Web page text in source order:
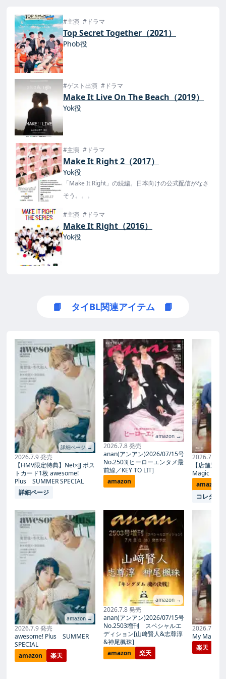
#主演 #ドラマ
Top Secret Together（2021）
Phob役
#ゲスト出演 #ドラマ
Make It Live On The Beach（2019）
Yok役
#主演 #ドラマ
Make It Right 2（2017）
Yok役
「Make It Right」の続編。日本向けの公式配信がなさ
そう。。。
#主演 #ドラマ
Make It Right（2016）
Yok役
📙 タイBL関連アイテム 📙
詳細ページ →
2026.7.9 発売
【HMV限定特典】Net×JJ ポス
トカード1枚 awesome!
Plus SUMMER SPECIAL
詳細ページ
amazon →
2026.7.9 発売
awesome! Plus SUMMER
SPECIAL
amazon
楽天
amazon →
2026.7.8 発売
anan(アンアン)2026/07/15号
No.2503[ヒーローエンタメ最
前線／KEY TO LIT]
amazon
amazon →
2026.7.8 発売
anan(アンアン)2026/07/15号
No.2503増刊 スペシャルエ
ディション[山﨑賢人&志尊淳
&神尾楓珠]
amazon
楽天
2026.7.27
【店舗別
Magic
amazon
コレタメ
2026.7.27
My Magic
楽天